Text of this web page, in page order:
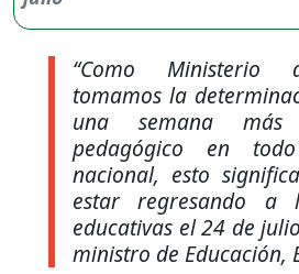
“Como Ministerio
tomamos la
una semana más
pedagógico en
nacional, esto
estar regresando a
educativas el 24 de
ministro de Educación,